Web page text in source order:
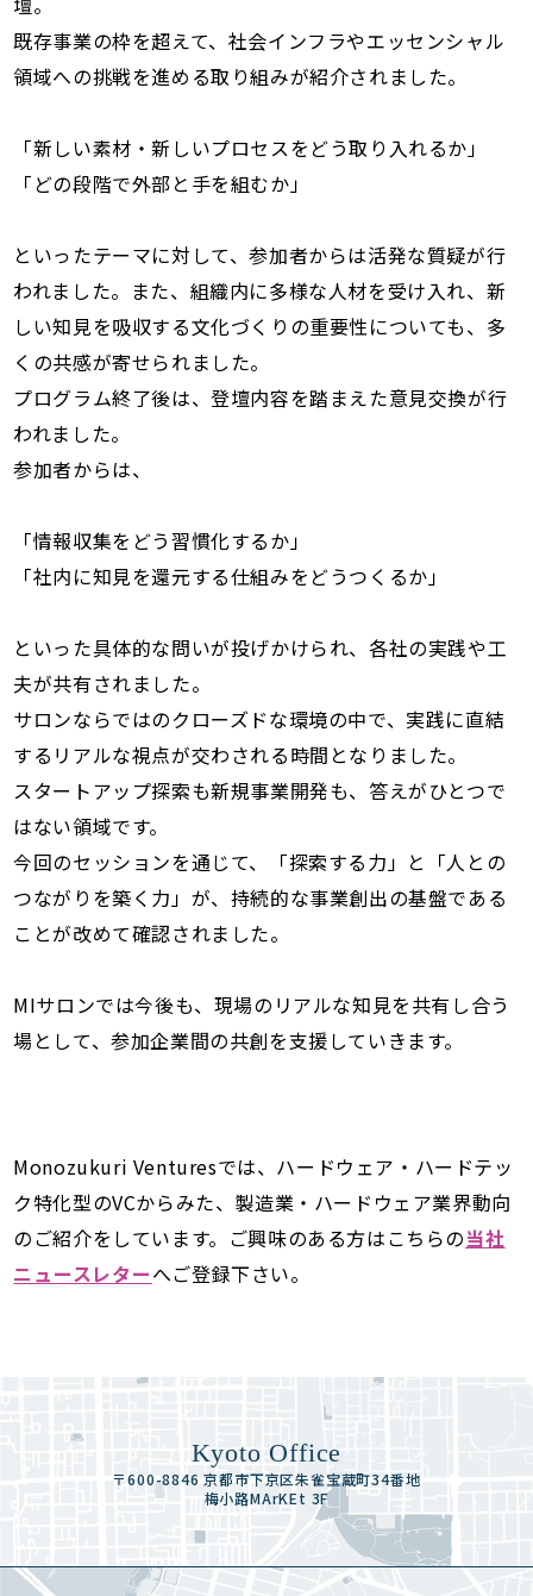
既存事業の枠を超えて、社会インフラやエッセンシャル
領域への挑戦を進める取り組みが紹介されました。
「新しい素材・新しいプロセスをどう取り入れるか」
「どの段階で外部と手を組むか」
といったテーマに対して、参加者からは活発な質疑が行
われました。また、組織内に多様な人材を受け入れ、新
しい知見を吸収する文化づくりの重要性についても、多
くの共感が寄せられました。
プログラム終了後は、登壇内容を踏まえた意見交換が行
われました。
参加者からは、
「情報収集をどう習慣化するか」
「社内に知見を還元する仕組みをどうつくるか」
といった具体的な問いが投げかけられ、各社の実践や工
夫が共有されました。
サロンならではのクローズドな環境の中で、実践に直結
するリアルな視点が交わされる時間となりました。
スタートアップ探索も新規事業開発も、答えがひとつで
はない領域です。
今回のセッションを通じて、「探索する力」と「人との
つながりを築く力」が、持続的な事業創出の基盤である
ことが改めて確認されました。
MIサロンでは今後も、現場のリアルな知見を共有し合う
場として、参加企業間の共創を支援していきます。
Monozukuri Venturesでは、ハードウェア・ハードテッ
ク特化型のVCからみた、製造業・ハードウェア業界動向
のご紹介をしています。ご興味のある方はこちらの当社
ニュースレターへご登録下さい。
Kyoto Office
〒600-8846 京都市下京区朱雀宝蔵町34番地
梅小路MArKEt 3F